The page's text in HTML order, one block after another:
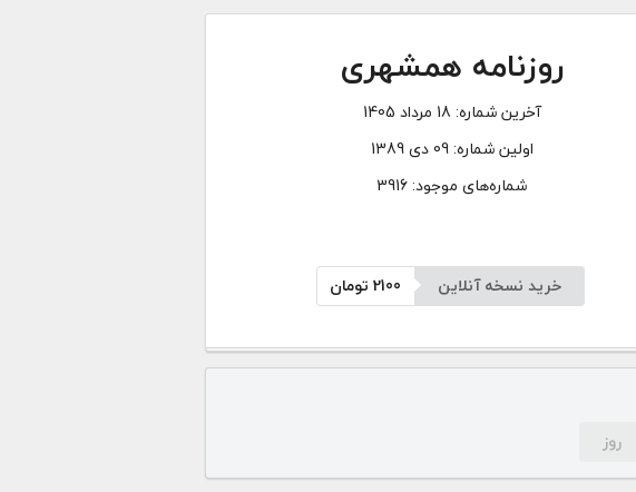
روزنامه همشهری
آخرین شماره: 18 مرداد 1405
اولین شماره:09 دی 1389
شماره‌های موجود: 3916
خرید نسخه آنلاین 2100تومان
روز